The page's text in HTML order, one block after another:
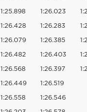
1:25.898 1:26.023
1:26.428 1:26.283
1:26.079 1:26.385
1:26.482 1:26.403
1:26.568 1:26.397
1:26.449 1:26.519
1:26.558 1:26.546